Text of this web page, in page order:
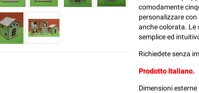
comodamente
personalizzare
anche colorata. Le
semplice ed
Richiedete senza
Prodotto Italiano.
Dimensioni